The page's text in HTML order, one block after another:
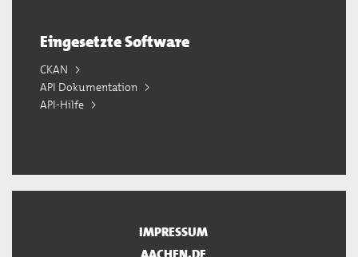
Eingesetzte Software
CKAN
API Dokumentation
API-Hilfe
IMPRESSUM